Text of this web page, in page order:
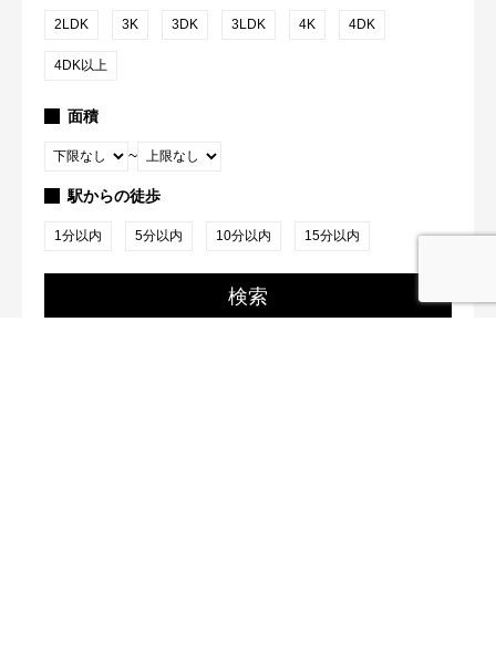
2LDK 3K 3DK 3LDK 4K 4DK
4DK以上
面積
~
駅からの徒歩
1分以内 5分以内 10分以内 15分以内
検索